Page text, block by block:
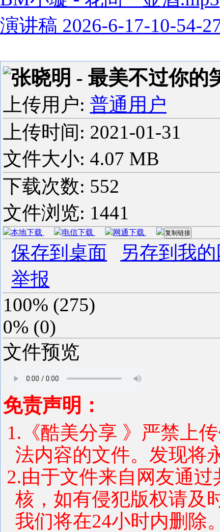
演讲稿 2026-6-17-10-54-
张晓明 - 最美不过你的
上传用户: 普通用户
上传时间: 2021-01-31
文件大小: 4.07 MB
下载次数: 552
文件浏览: 1441
本地下载 电信下载 网通下载 复制链接
保存到桌面
另存到我
举报
100% (275)
0% (0)
文件预览
免责声明：
1.《酷美分享 》严禁上
法内容的文件。发现将
2.由于文件来自网友通
核，如有侵犯版权请及
我们将在24小时内删除